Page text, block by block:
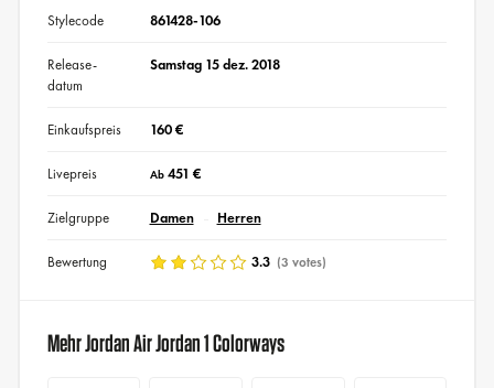
Stylecode 861428-106
Release-
datum
Samstag 15 dez. 2018
Einkaufspreis 160 €
Livepreis Ab451 €
Zielgruppe Damen Herren
Bewertung 3.3 (3 votes)
Mehr Jordan Air Jordan 1 Colorways